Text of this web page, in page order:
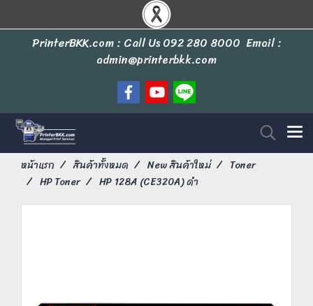
PrinterBKK.com : Call Us092 280 8000 Email :
admin@printerbkk.com
หน้าแรก สินค้าทั้งหมด New สินค้าใหม่
Toner
HP Toner
HP 128A (CE320A) ดำ